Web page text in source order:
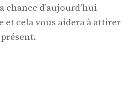
chance d’aujourd’hui
et cela vous aidera à attirer